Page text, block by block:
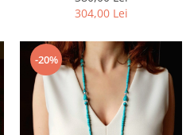
304,00 Lei
-20%